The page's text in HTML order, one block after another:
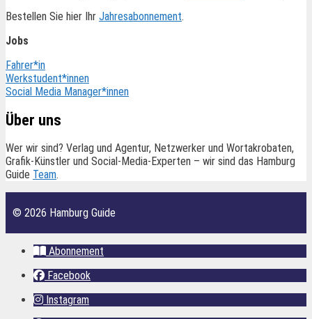
Bestellen Sie hier Ihr Jahresabonnement.
Jobs
Fahrer*in
Werkstudent*innen
Social Media Manager*innen
Über uns
Wer wir sind? Verlag und Agentur, Netzwerker und Wortakrobaten,
Grafik-Künstler und Social-Media-Experten – wir sind das Hamburg
Guide Team.
© 2026 Hamburg Guide
Abonnement
Facebook
Instagram